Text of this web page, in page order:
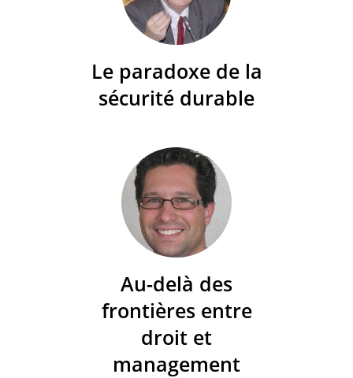
Le paradoxe de la
sécurité durable
Au-delà des
frontières entre
droit et
management